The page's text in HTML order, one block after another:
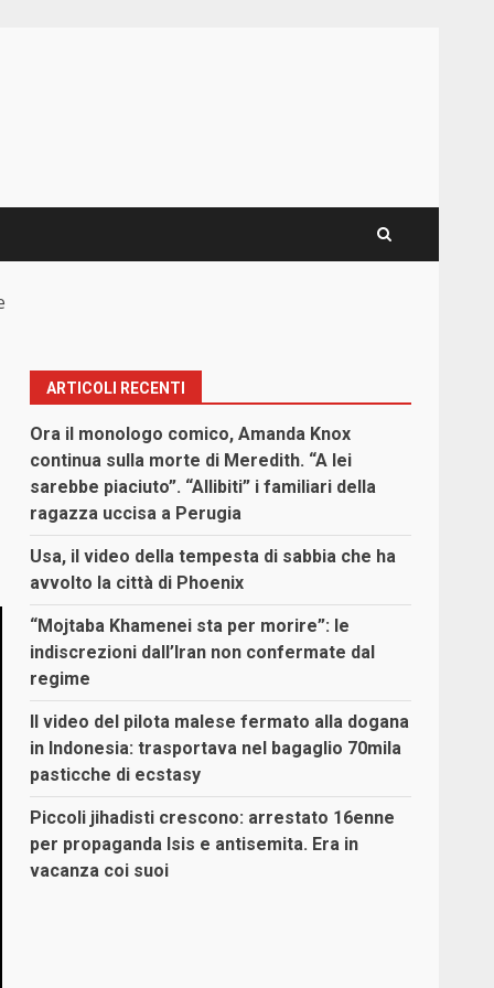
ARTICOLI RECENTI
Ora il monologo comico, Amanda Knox
continua sulla morte di Meredith. “A lei
sarebbe piaciuto”. “Allibiti” i familiari della
ragazza uccisa a Perugia
Usa, il video della tempesta di sabbia che ha
avvolto la città di Phoenix
“Mojtaba Khamenei sta per morire”: le
indiscrezioni dall’Iran non confermate dal
regime
Il video del pilota malese fermato alla dogana
in Indonesia: trasportava nel bagaglio 70mila
pasticche di ecstasy
Piccoli jihadisti crescono: arrestato 16enne
per propaganda Isis e antisemita. Era in
vacanza coi suoi